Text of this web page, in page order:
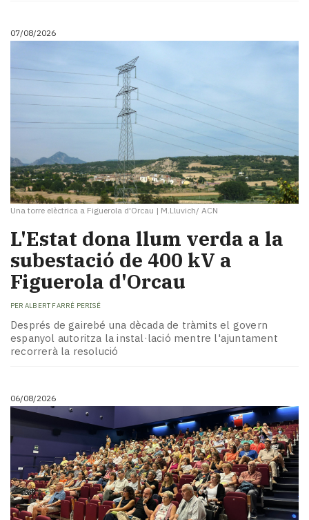
07/08/2026
Una torre elèctrica a Figuerola d'Orcau | M.Lluvich/ ACN
L'Estat dona llum verda a la
subestació de 400 kV a
Figuerola d'Orcau
PER ALBERT FARRÉ PERISÉ
Després de gairebé una dècada de tràmits el govern
espanyol autoritza la instal·lació mentre l'ajuntament
recorrerà la resolució
06/08/2026